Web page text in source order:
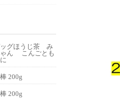
ッグほうじ茶 み
ゃん こんごとも
200g
200g